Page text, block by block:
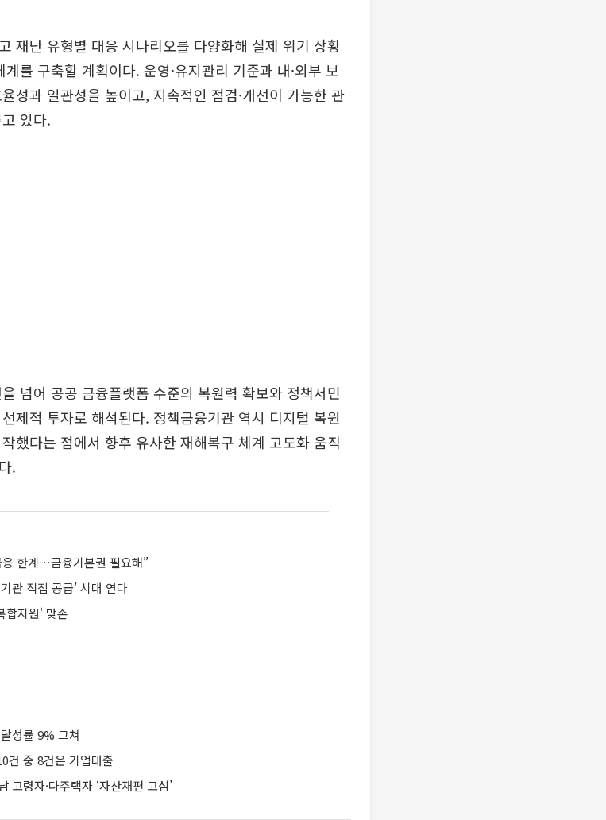
재난 유형별 대응 시나리오를 다양화해 실제 위기 상황
를 구축할 계획이다. 운영·유지관리 기준과 내·외부 보
성과 일관성을 높이고, 지속적인 점검·개선이 가능한 관
있다.
넘어 공공 금융플랫폼 수준의 복원력 확보와 정책서민
제적 투자로 해석된다. 정책금융기관 역시 디지털 복원
했다는 점에서 향후 유사한 재해복구 체계 고도화 움직
.
한계…금융기본권 필요해”
관 직접 공급’ 시대 연다
합지원' 맞손
성률 9% 그쳐
건 중 8건은 기업대출
령자·다주택자 ‘자산재편 고심’